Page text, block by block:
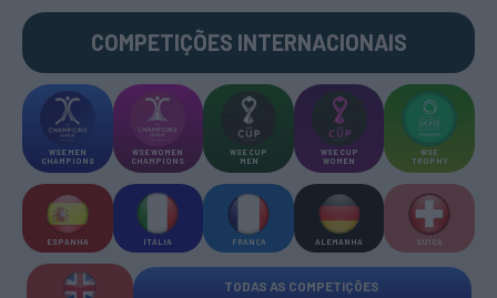
COMPETIÇÕES INTERNACIONAIS
WSE MEN
CHAMPIONS
WSE WOMEN
CHAMPIONS
WSE CUP
MEN
WSE CUP
WOMEN
WSE
TROPHY
ESPANHA ITÁLIA FRANÇA ALEMANHA SUÍÇA
TODAS AS COMPETIÇÕES